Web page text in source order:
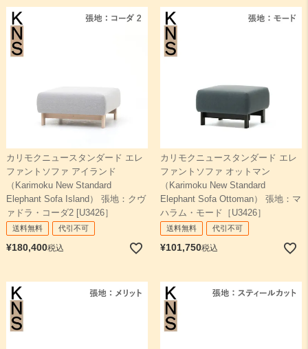
カリモクニュースタンダード エレ
ファントソファ アイランド
（Karimoku New Standard
Elephant Sofa Island） 張地：クヴ
ァドラ・コーダ2 [U3426］
送料無料 代引不可
¥180,400税込
カリモクニュースタンダード エレ
ファントソファ オットマン
（Karimoku New Standard
Elephant Sofa Ottoman） 張地：マ
ハラム・モード［U3426］
送料無料 代引不可
¥101,750税込